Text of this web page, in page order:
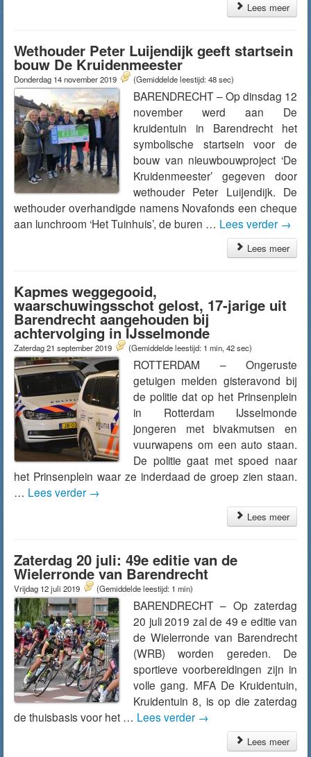
Lees meer
Wethouder Peter Luijendijk geeft startsein
bouw De Kruidenmeester
Donderdag 14 november 2019 (Gemiddelde leestijd: 48 sec)
BARENDRECHT – Op dinsdag 12
november werd aan De
kruidentuin in Barendrecht het
symbolische startsein voor de
bouw van nieuwbouwproject ‘De
Kruidenmeester’ gegeven door
wethouder Peter Luijendijk. De
wethouder overhandigde namens Novafonds een cheque
aan lunchroom ‘Het Tuinhuis’, de buren … Lees verder →
Lees meer
Kapmes weggegooid,
waarschuwingsschot gelost, 17-jarige uit
Barendrecht aangehouden bij
achtervolging in IJsselmonde
Zaterdag 21 september 2019 (Gemiddelde leestijd: 1 min, 42 sec)
ROTTERDAM – Ongeruste
getuigen melden gisteravond bij
de politie dat op het Prinsenplein
in Rotterdam IJsselmonde
jongeren met bivakmutsen en
vuurwapens om een auto staan.
De politie gaat met spoed naar
het Prinsenplein waar ze inderdaad de groep zien staan.
… Lees verder →
Lees meer
Zaterdag 20 juli: 49e editie van de
Wielerronde van Barendrecht
Vrijdag 12 juli 2019 (Gemiddelde leestijd: 1 min)
BARENDRECHT – Op zaterdag
20 juli 2019 zal de 49 e editie van
de Wielerronde van Barendrecht
(WRB) worden gereden. De
sportieve voorbereidingen zijn in
volle gang. MFA De Kruidentuin,
Kruidentuin 8, is op die zaterdag
de thuisbasis voor het … Lees verder →
Lees meer